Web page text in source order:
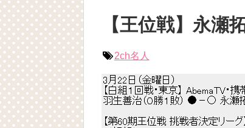
【王位戦】永瀬
2ch名人